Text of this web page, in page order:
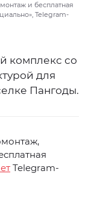
и бесплатная
Telegram-
комплекс со
для
Пангоды.
Telegram-